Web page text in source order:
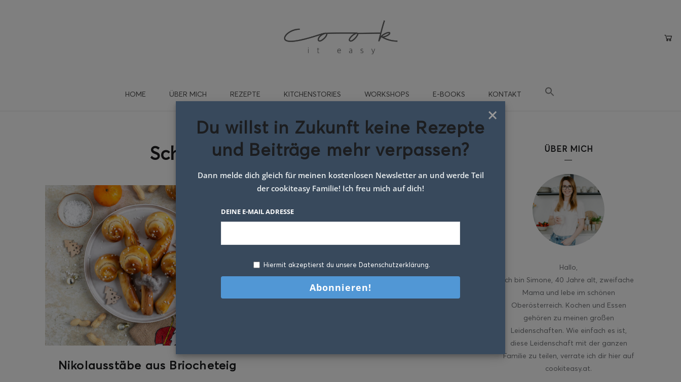
HOME ÜBER MICH REZEPTE KITCHENSTORIES WORKSHOPS E-BOOKS KONTAKT
Schlagwort:sweet bakery
Nikolausstäbe aus Briocheteig
ÜBER MICH
Hallo
ich bin Simone, 40 Jahre alt, zweifache
Mama und lebe im schönen
Oberösterreich. Kochen und Essen
gehören zu meinen großen
Leidenschaften. Wie einfach es ist,
diese Leidenschaft mit der ganzen
Familie zu teilen, verrate ich dir hier auf
cookiteasy.at.
×
Du willst in Zukunft keine Rezepte
und Beiträge mehr verpassen?
Dann melde dich gleich für meinen kostenlosen Newsletter an und werde Teil
der cookiteasy Familie! Ich freu mich auf dich!
DEINE E-MAIL ADRESSE
Hiermit akzeptierst du unsere Datenschutzerklärung.